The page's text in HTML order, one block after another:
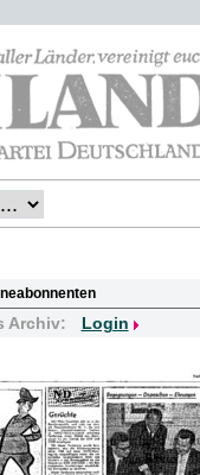
Archiv: Login